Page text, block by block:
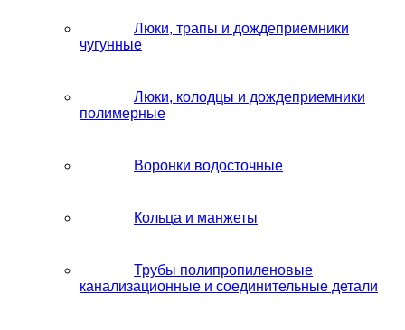
Люки, трапы и дождеприемники
чугунные
Люки, колодцы и дождеприемники
полимерные
Воронки водосточные
Кольца и манжеты
Трубы полипропиленовые
канализационные и соединительные детали